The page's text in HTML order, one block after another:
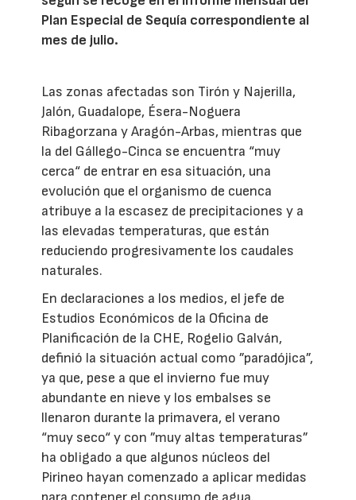
Plan Especial de Sequía correspondiente al
mes de julio.
Las zonas afectadas son Tirón y Najerilla,
Jalón, Guadalope, Ésera-Noguera
Ribagorzana y Aragón-Arbas, mientras que
la del Gállego-Cinca se encuentra “muy
cerca“ de entrar en esa situación, una
evolución que el organismo de cuenca
atribuye a la escasez de precipitaciones y a
las elevadas temperaturas, que están
reduciendo progresivamente los caudales
naturales.
En declaraciones a los medios, el jefe de
Estudios Económicos de la Oficina de
Planificación de la CHE, Rogelio Galván,
definió la situación actual como ”paradójica”,
ya que, pese a que el invierno fue muy
abundante en nieve y los embalses se
llenaron durante la primavera, el verano
“muy seco“ y con ”muy altas temperaturas”
ha obligado a que algunos núcleos del
Pirineo hayan comenzado a aplicar medidas